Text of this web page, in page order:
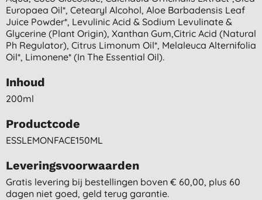
Europaea Oil*, Cetearyl Alcohol, Aloe Barbadensis Leaf
Juice Powder*, Levulinic Acid & Sodium Levulinate &
Glycerine (plant Origin), Xanthan Gum,citric Acid (natural
Ph Regulator), Citrus Limonum Oil*, Melaleuca Alternifolia
Oil*, Limonene* (in The Essential Oil).
Inhoud
200ml
Productcode
ESSLEMONFACE150ML
Leveringsvoorwaarden
Gratis levering bij bestellingen boven € 60,00, plus 60
dagen niet goed, geld terug garantie.